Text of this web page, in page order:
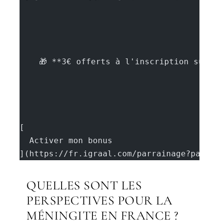
🎁 **3€ offerts à l'inscription sur
[
  Activer mon bonus
](https://fr.igraal.com/
QUELLES SONT LES
PERSPECTIVES POUR LA
MÉNINGITE EN FRANCE ?